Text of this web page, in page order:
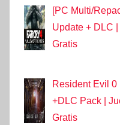
[PC Multi/
Update + DLC
Gratis
Resident Evil 0
+DLC Pack |
Gratis